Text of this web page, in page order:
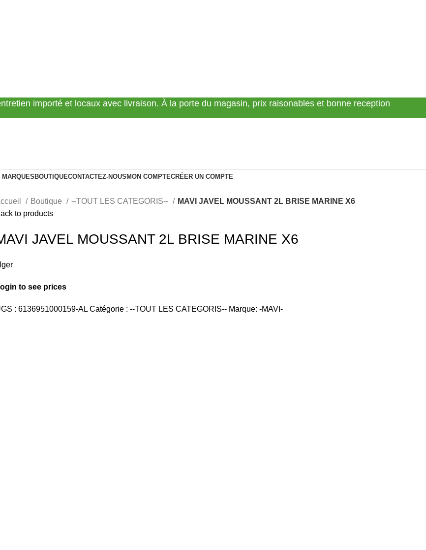
importé et locaux avec livraison. À la porte du magasin, prix raisonables et bonne reception
MARQUES BOUTIQUECONTACTEZ-NOUS MON COMPTECRÉER UN COMPTE
Boutique --TOUT LES CATEGORIS--
MAVI JAVEL MOUSSANT 2L BRISE MARINE X6
to products
JAVEL MOUSSANT 2L BRISE MARINE X6
to see prices
: 6136951000159-AL Catégorie : --TOUT LES CATEGORIS-- Marque: -MAVI-